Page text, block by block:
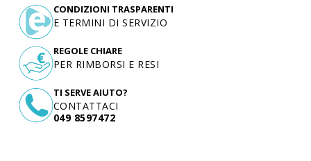
TI SERVE AIUTO?
CONTATTACI
049 8597472
CONDIZIONI TRASPARENTI
E TERMINI DI SERVIZIO
REGOLE CHIARE
PER RIMBORSI E RESI